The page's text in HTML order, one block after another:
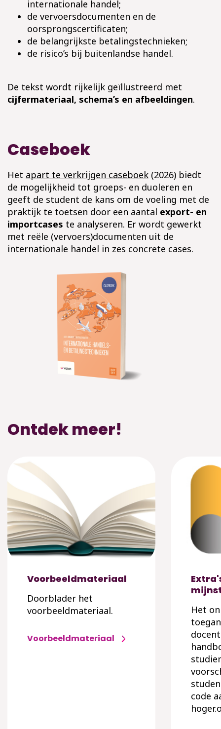
internationale handel;
de vervoersdocumenten en de
oorsprongscertificaten;
de belangrijkste betalingstechnieken;
de risico’s bij buitenlandse handel.
De tekst wordt rijkelijk geïllustreerd met
cijfermateriaal, schema’s en afbeeldingen.
Caseboek
Het apart te verkrijgen caseboek (2026) biedt
de mogelijkheid tot groeps- en duoleren en
geeft de student de kans om de voeling met de
praktijk te toetsen door een aantal export- en
importcases te analyseren. Er wordt gewerkt
met reële (vervoers)documenten uit de
internationale handel in zes concrete cases.
Ontdek meer!
Voorbeeldmateriaal
Doorblader het
voorbeeldmateriaal.
Voorbeeldmateriaal
Het
code